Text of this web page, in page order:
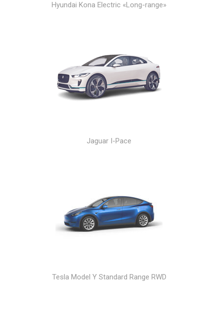
Hyundai Kona Electric «Long-range»
Jaguar I-Pace
Tesla Model Y Standard Range RWD